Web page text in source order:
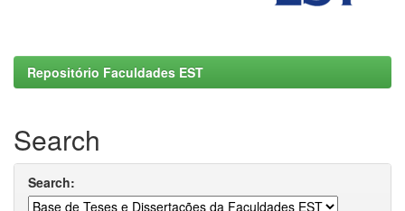
Repositório Faculdades EST
Search
Search: